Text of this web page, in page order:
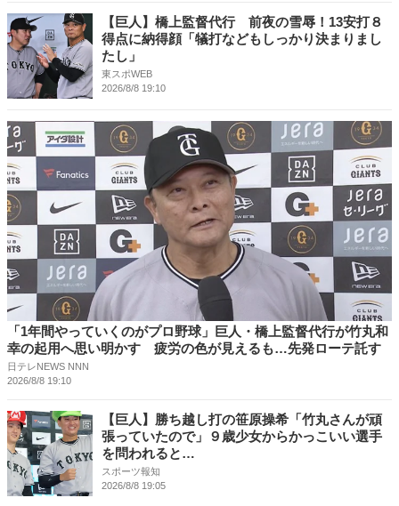
【巨人】橋上監督代行 前夜の雪辱！13安打８
得点に納得顔「犠打などもしっかり決まりまし
たし」
東スポWEB
2026/8/8 19:10
「1年間やっていくのがプロ野球」巨人・橋上監督代行が竹丸和
幸の起用へ思い明かす 疲労の色が見えるも…先発ローテ託す
日テレNEWS NNN
2026/8/8 19:10
【巨人】勝ち越し打の笹原操希「竹丸さんが頑
張っていたので」９歳少女からかっこいい選手
を問われると…
スポーツ報知
2026/8/8 19:05